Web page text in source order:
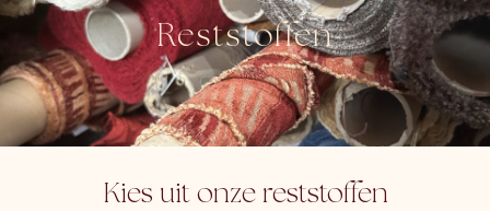
Reststoffen
Kies uit onze reststoffen